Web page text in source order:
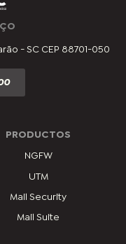
- SC CEP 88701-050
PRODUCTOS
NGFW
UTM
Mail Security
Mail Suite